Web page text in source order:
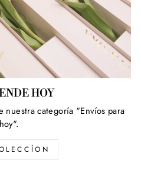
HOY
nuestra categoría "Envíos para
hoy".